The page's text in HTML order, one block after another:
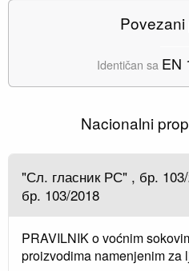
Identičan sa EN
Nacionalni
"Сл. гласник РС" , бр.
бр. 103/2018
PRAVILNIK o voćnim
proizvodima namenjenim za